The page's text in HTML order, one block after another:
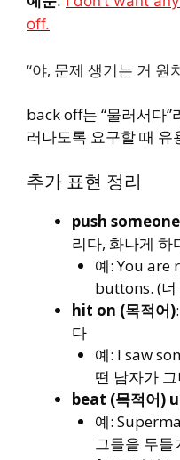
off.
“야, 문제 생기는 거 원
back off는 “물러서다”
러나도록 요구할 때 유
추가 표현 정리
push
리다, 화나게 하
예:You are
buttons. (
hit on (목적어)
다
예: I saw
떤 남자가
beat (목적어)
예:
그들을 두들